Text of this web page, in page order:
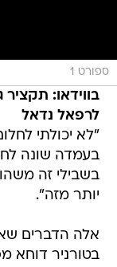
ספורט 1
בווידאו: תקציר
לרפאל נדאל
"לא יכולתי
בעמדה שונה
בשבילי זה
יותר מזה".
אלה הדברים